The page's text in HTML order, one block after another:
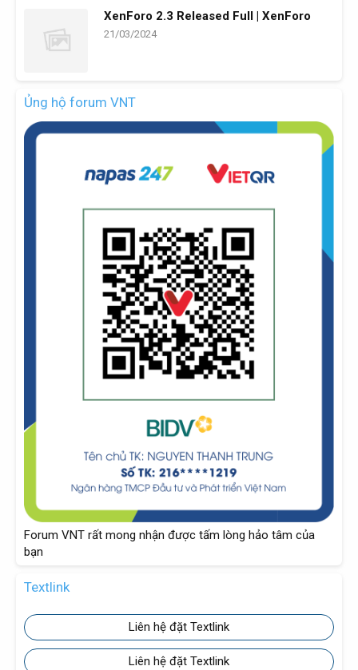
XenForo 2.3 Released Full | XenForo
21/03/2024
Ủng hộ forum VNT
Forum VNT rất mong nhận được tấm lòng hảo tâm của
bạn
Textlink
Liên hệ đặt Textlink
Liên hệ đặt Textlink